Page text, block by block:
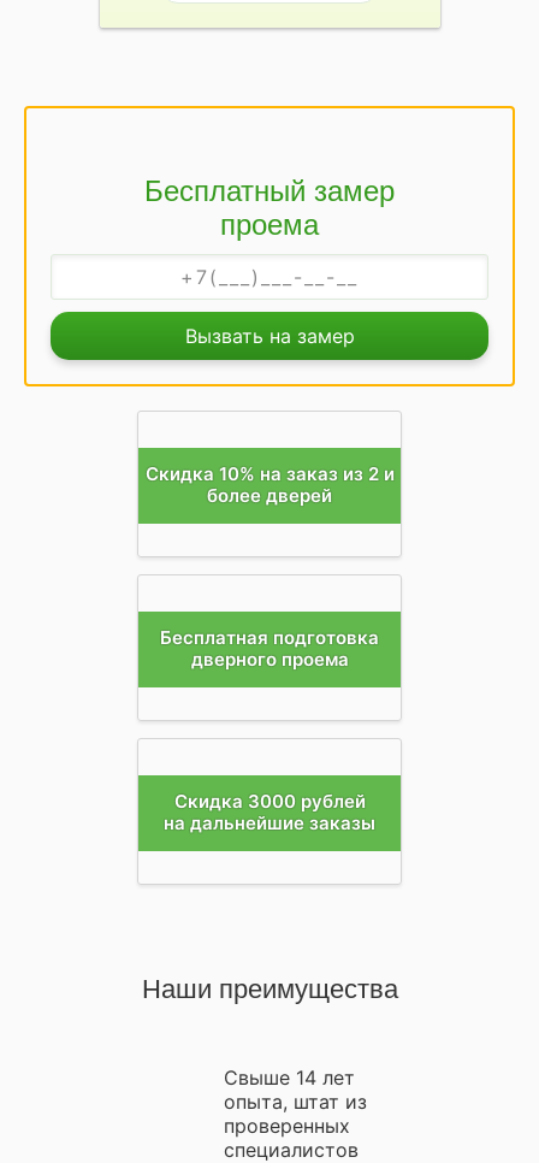
Бесплатный замер
проема
Вызвать на замер
Скидка 10% на заказ из 2 и
более дверей
Бесплатная подготовка
дверного проема
Скидка 3000 рублей
на дальнейшие заказы
Наши преимущества
Свыше 14 лет
опыта, штат из
проверенных
специалистов